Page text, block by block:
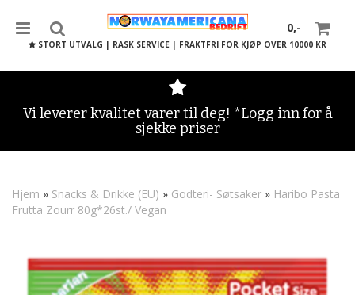
0,-
STORT UTVALG | RASK SERVICE | FRAKTFRI FOR KJØP OVER 10000 KR
Vi leverer kvalitet varer til deg! *Logg inn for å
sjekke priser
Hjem » Snacks & Drikke (EU) » Godteri- Søtsaker » Haribo Pasta
Frutta Zourr 80g*26st./ Vegan